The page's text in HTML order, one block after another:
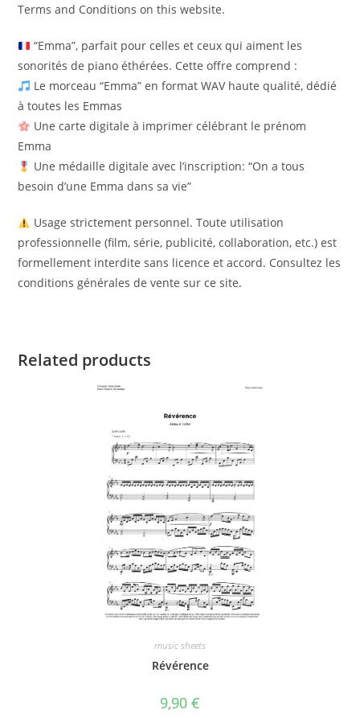
Terms and Conditions on this website.
“Emma”, parfait pour celles et ceux qui aiment les
sonorités de piano éthérées. Cette offre comprend :
Le morceau “Emma” en format WAV haute qualité, dédié
à toutes les Emmas
Une carte digitale à imprimer célébrant le prénom
Emma
Une médaille digitale avec l’inscription: “On a tous
besoin d’une Emma dans sa vie”
Usage strictement personnel. Toute utilisation
professionnelle (film, série, publicité, collaboration, etc.) est
formellement interdite sans licence et accord. Consultez les
conditions générales de vente sur ce site.
Related products
music sheets
Révérence
9,90 €